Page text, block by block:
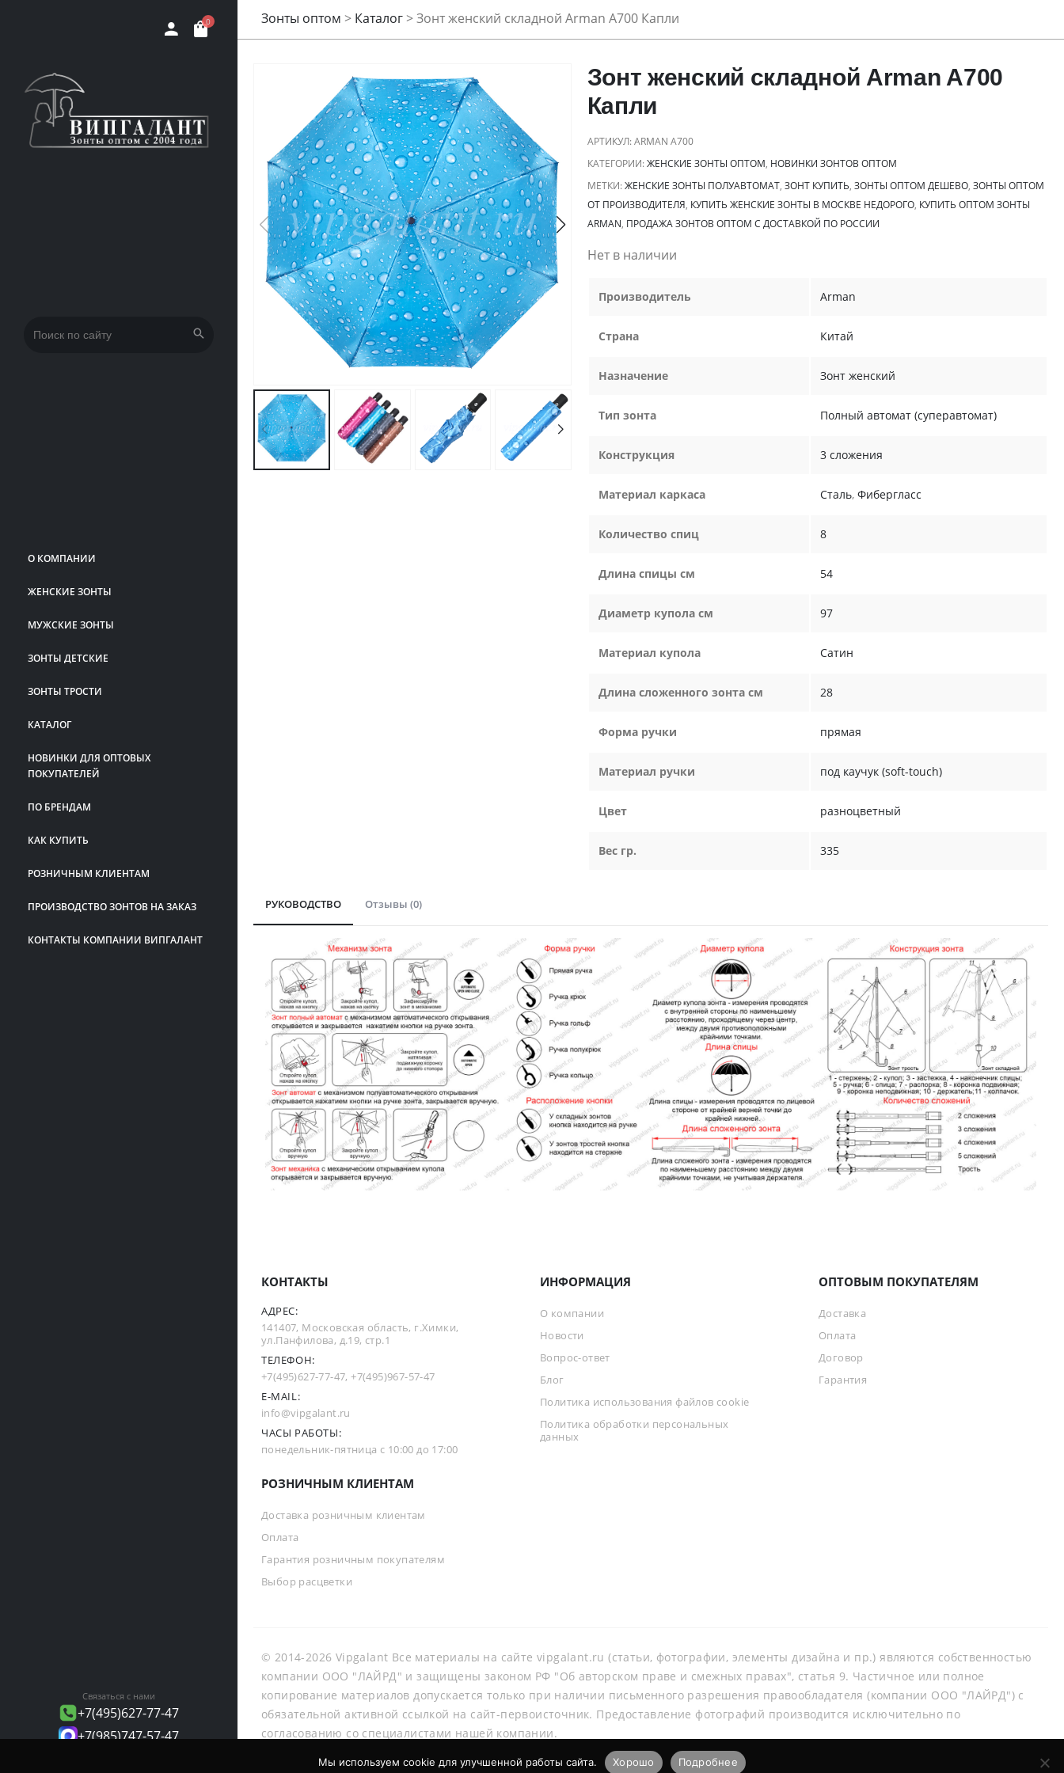
0
Искать:
О КОМПАНИИ
ЖЕНСКИЕ ЗОНТЫ
МУЖСКИЕ ЗОНТЫ
ЗОНТЫ ДЕТСКИЕ
ЗОНТЫ ТРОСТИ
КАТАЛОГ
НОВИНКИ ДЛЯ ОПТОВЫХ
ПОКУПАТЕЛЕЙ
ПО БРЕНДАМ
КАК КУПИТЬ
РОЗНИЧНЫМ КЛИЕНТАМ
ПРОИЗВОДСТВО ЗОНТОВ НА ЗАКАЗ
КОНТАКТЫ КОМПАНИИ ВИПГАЛАНТ
Связаться с нами
+7(495)627-77-47
+7(985)747-57-47
Зонты оптом > Каталог>Зонт женский складной Arman A700 Капли
Зонт женский складной Arman A700
Капли
АРТИКУЛ:ARMAN A700
КАТЕГОРИИ:ЖЕНСКИЕ ЗОНТЫ ОПТОМ, НОВИНКИ ЗОНТОВ ОПТОМ
МЕТКИ:ЖЕНСКИЕ ЗОНТЫ ПОЛУАВТОМАТ, ЗОНТ КУПИТЬ, ЗОНТЫ ОПТОМ ДЕШЕВО, ЗОНТЫ ОПТОМ
ОТ ПРОИЗВОДИТЕЛЯ, КУПИТЬ ЖЕНСКИЕ ЗОНТЫ В МОСКВЕ НЕДОРОГО, КУПИТЬ ОПТОМ ЗОНТЫ
ARMAN, ПРОДАЖА ЗОНТОВ ОПТОМ С ДОСТАВКОЙ ПО РОССИИ
Нет в наличии
Производитель Arman
Страна Китай
Назначение Зонт женский
Тип зонта Полный автомат (суперавтомат)
Конструкция 3 сложения
Материал каркаса Сталь, Фибергласс
Количество спиц 8
Длина спицы см 54
Диаметр купола см 97
Материал купола Сатин
Длина сложенного зонта см 28
Форма ручки прямая
Материал ручки под каучук (soft-touch)
Цвет разноцветный
Вес гр. 335
РУКОВОДСТВО Отзывы (0)
КОНТАКТЫ
АДРЕС:
141407, Московская область, г.Химки,
ул.Панфилова, д.19, стр.1
ТЕЛЕФОН:
+7(495)627-77-47,+7(495)967-57-47
E-MAIL:
info@vipgalant.ru
ЧАСЫ РАБОТЫ:
понедельник-пятница с 10:00 до 17:00
ИНФОРМАЦИЯ
О компании
Новости
Вопрос-ответ
Блог
Политика использования файлов cookie
Политика обработки персональных
данных
ОПТОВЫМ ПОКУПАТЕЛЯМ
Доставка
Оплата
Договор
Гарантия
РОЗНИЧНЫМ КЛИЕНТАМ
Доставка розничным клиентам
Оплата
Гарантия розничным покупателям
Выбор расцветки
© 2014-2026 Vipgalant Все материалы на сайте vipgalant.ru (статьи, фотографии, элементы дизайна и пр.) являются собственностью
компании ООО "ЛАЙРД" и защищены законом РФ "Об авторском праве и смежных правах", статья 9. Частичное или полное
копирование материалов допускается только при наличии письменного разрешения правообладателя (компании ООО "ЛАЙРД") с
обязательной активной ссылкой на сайт-первоисточник. Предоставление фотографий производится исключительно по
согласованию со специалистами нашей компании.
Мы используем cookie для улучшенной работы сайта. Хорошо Подробнее